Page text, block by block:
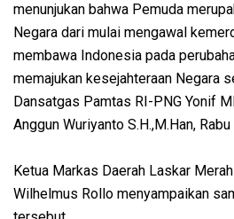
menunjukan bahwa Pemuda
Negara dari mulai mengawal
membawa Indonesia pada
memajukan kesejahteraan Negara
Dansatgas Pamtas RI-PNG Yonif
Anggun Wuriyanto S.H.,M.Han,
Ketua Markas Daerah Laskar
Wilhelmus Rollo menyampaikan